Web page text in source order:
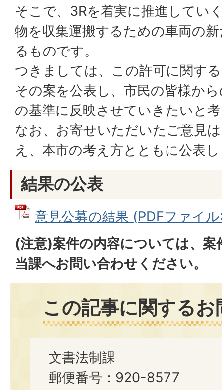
そこで、3Rを着実に推進してい
物を収集運搬するための車両の
るものです。
つきましては、この許可に関す
その案を公表し、市民の皆様か
の基準に反映させていきたいと
なお、お寄せいただいたご意見
え、本市の考え方とともに公表
結果の公表
意見公募の結果 (PDFファイ
(注意)案件の内容については、案
当課へお問い合わせください。
この記事に関する
文書法制課
郵便番号：920-8577